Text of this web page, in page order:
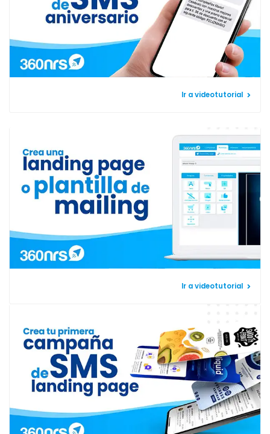
Ir a videotutorial
Ir a videotutorial